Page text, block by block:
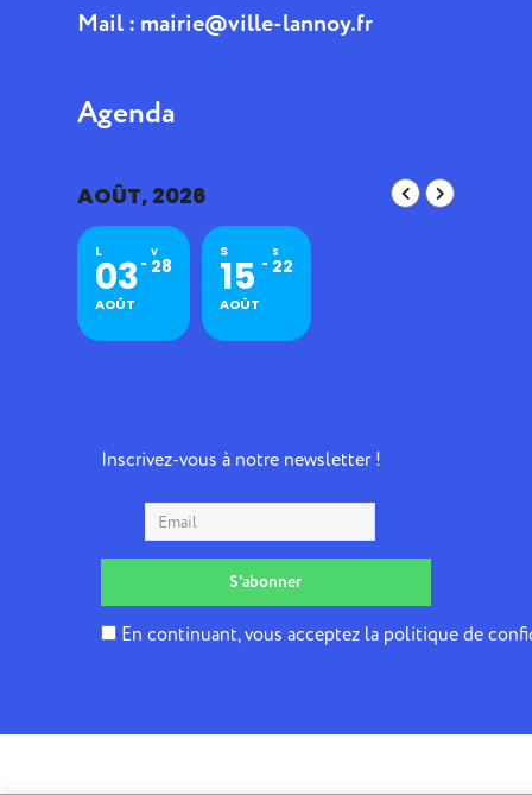
Mail : mairie@ville-lannoy.fr
Agenda
AOÛT, 2026
L
03
AOÛT
V
28
S
15
AOÛT
S
22
Inscrivez-vous à notre newsletter !
En continuant, vous acceptez la politique de